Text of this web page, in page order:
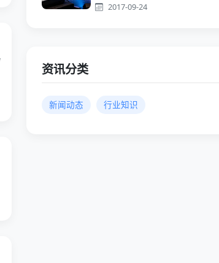
2017-09-24
资讯分类
新闻动态 行业知识